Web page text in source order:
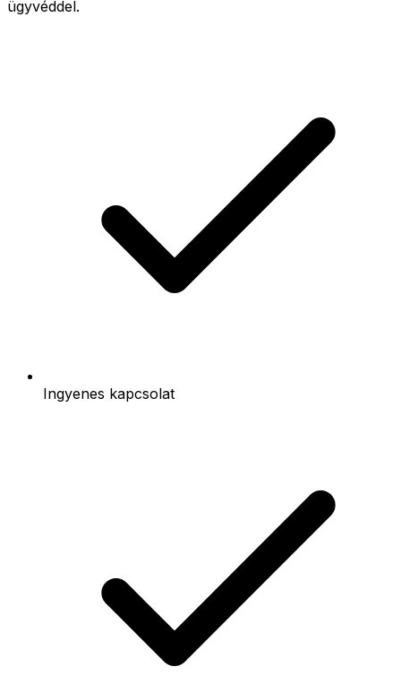
ügyvéddel.
Ingyenes kapcsolat